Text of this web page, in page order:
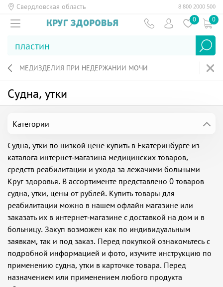
Свердловская область 8 800 2000 500
0 0
МЕДИЗДЕЛИЯ ПРИ НЕДЕРЖАНИИ МОЧИ
Судна, утки
Судна, утки по низкой цене купить в Екатеринбурге из
каталога интернет-магазина медицинских товаров,
средств реабилитации и ухода за лежачими больными
Круг здоровья. В ассортименте представлено 0 товаров
судна, утки, цены от рублей. Купить товары для
реабилитации можно в нашем офлайн магазине или
заказать их в интернет-магазине с доставкой на дом и в
больницу. Закуп возможен как по индивидуальным
заявкам, так и под заказ. Перед покупкой ознакомьтесь с
подробной информацией и фото, изучите инструкцию по
применению судна, утки в карточке товара. Перед
назначением или применением любого продукта
Категории